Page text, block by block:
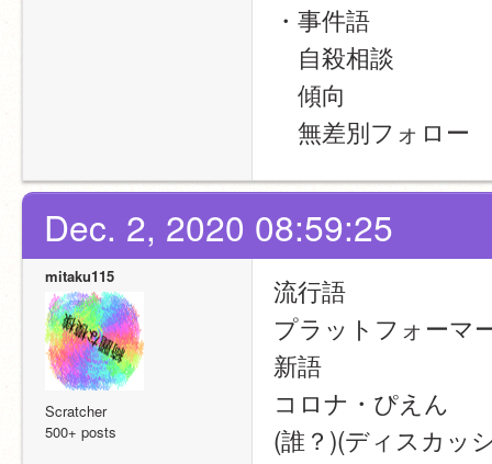
・事件語
自殺相談
傾向
無差別フォロー
Dec. 2, 2020 08:59:25
mitaku115
Scratcher
500+ posts
流行語
プラットフォーマ
新語
コロナ・ぴえん
(誰？)(ディスカッ